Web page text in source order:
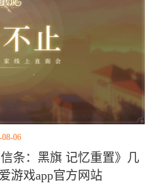
08-06
条：黑旗 记忆重置》几
游戏app官方网站